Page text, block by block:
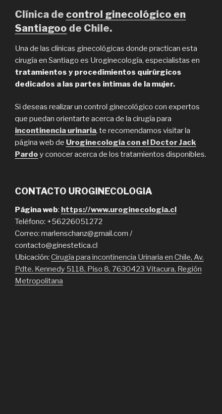
Clínica de control ginecológico en
Santiagoo de Chile.
Una de las clínicas ginecológicas donde practican esta
cirugía en Santiago es Uroginecología, especialistas en
tratamientos y procedimientos quirúrgicos
dedicados a las partes intimas de la mujer.
Si deseas realizar un control ginecológico con expertos
que puedan orientarte acerca de la cirugía para
incontinencia urinaria, te recomendamos visitar la
página web de Uroginecología con el Doctor Jack
Pardo y conocer acerca de los tratamientos disponibles.
CONTACTO UROGINECOLOGIA
Página web: https://www.uroginecologia.cl
Teléfono: +56226051272
Correo: marlenschanz@gmail.com /
contacto@ginestetica.cl
Ubicación: Cirugía para incontinencia Urinaria en Chile, Av.
Pdte. Kennedy 5118, Piso 8, 7630423 Vitacura, Región
Metropolitana